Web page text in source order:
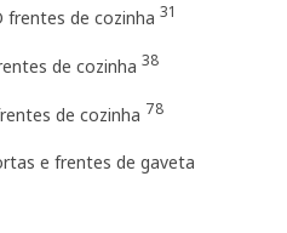
frentes de cozinha 31
de cozinha 38
de cozinha 78
e frentes de gaveta